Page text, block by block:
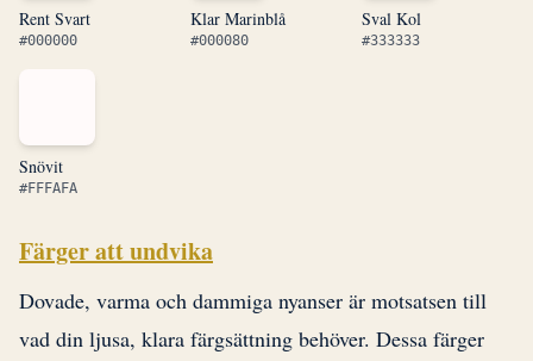
Rent Svart
#000000
Klar Marinblå
#000080
Sval Kol
#333333
Snövit
#FFFAFA
Färger att undvika
Dovade, varma och dammiga nyanser är motsatsen till
vad din ljusa, klara färgsättning behöver. Dessa färger